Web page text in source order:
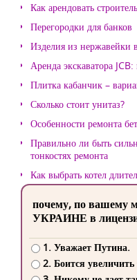
Как арендовать
Перегородки для банков
Изделия из
Аренда экскаватора
Плитка кабанчик –
Сколько стоит унитаз?
Особенности ремонта
Правильно ли быть
тонкостях ремонта
Как выбрать котел
почему, по вашему
УКРАИНЕ в
1. Уважает Путина.
2. Боится